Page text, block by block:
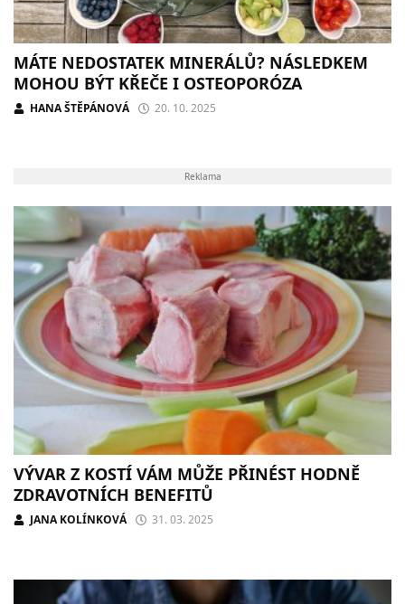
MÁTE NEDOSTATEK MINERÁLŮ? NÁSLEDKEM
MOHOU BÝT KŘEČE I OSTEOPORÓZA
HANA ŠTĚPÁNOVÁ 20. 10. 2025
Reklama
VÝVAR Z KOSTÍ VÁM MŮŽE PŘINÉST HODNĚ
ZDRAVOTNÍCH BENEFITŮ
JANA KOLÍNKOVÁ 31. 03. 2025